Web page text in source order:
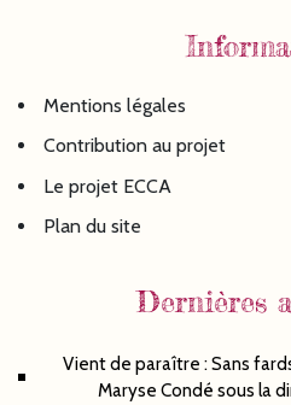
Mentions légales
Contribution au projet
Le projet ECCA
Plan du site
Dernières
Vient de paraître : Sans
Maryse Condé sous la